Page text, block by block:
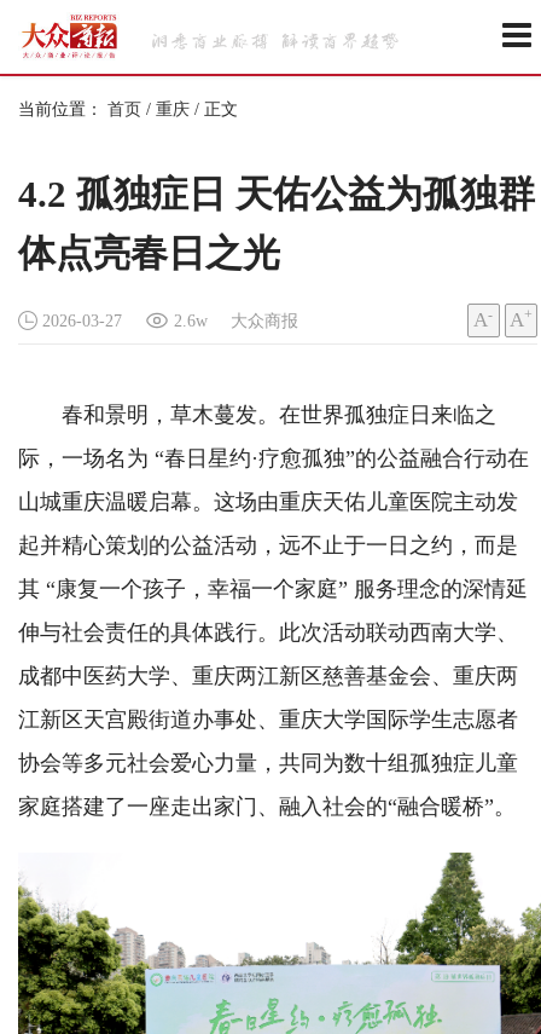
当前位置： 首页 / 重庆 / 正文
4.2 孤独症日 天佑公益为孤独群
体点亮春日之光
2026-03-27 2.6w 大众商报 A- A+
春和景明，草木蔓发。在世界孤独症日来临之
际，一场名为 “春日星约·疗愈孤独”的公益融合行动在
山城重庆温暖启幕。这场由重庆天佑儿童医院主动发
起并精心策划的公益活动，远不止于一日之约，而是
其 “康复一个孩子，幸福一个家庭” 服务理念的深情延
伸与社会责任的具体践行。此次活动联动西南大学、
成都中医药大学、重庆两江新区慈善基金会、重庆两
江新区天宫殿街道办事处、重庆大学国际学生志愿者
协会等多元社会爱心力量，共同为数十组孤独症儿童
家庭搭建了一座走出家门、融入社会的“融合暖桥”。